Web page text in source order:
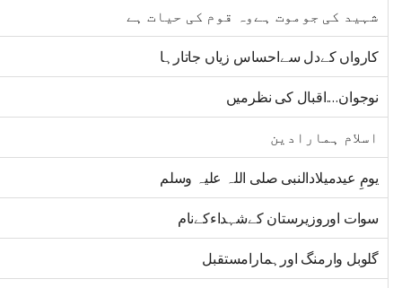
شہید کی جوموت ہےوہ قوم کی حیات ہے
کارواں کےدل سےاحساس زیاں جاتارہا
نوجوان….اقبال کی نظرمیں
اسلام ہمارادین
یومِ عیدمیلادالنبی صلی اللہ علیہ وسلم
سوات اوروزیرستان کےشہداءکےنام
گلوبل وارمنگ اورہمارامستقبل